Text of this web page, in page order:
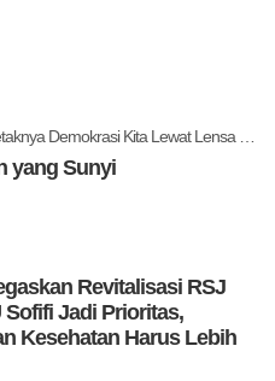
Menakar Retaknya Demokrasi Kita Lewat Lensa Levitsky dan Ziblatt
yang Sunyi
Revitalisasi RSJ
Sofifi Jadi Prioritas,
Kesehatan Harus Lebih